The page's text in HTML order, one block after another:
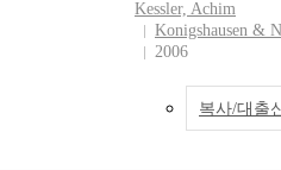
Kessler, Achim
Konigshausen &
2006
복사/대출